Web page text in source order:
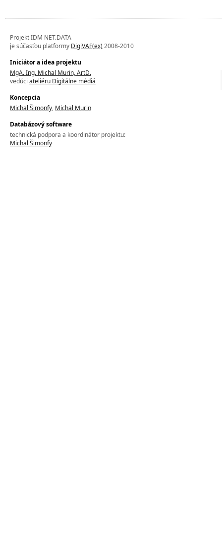
Projekt IDM NET.DATA
je súčasťou platformy DigiVAF(ex)2008-2010
Iniciátor a idea projektu
MgA. Ing. Michal Murin, ArtD.
vedúci ateliéru Digitálne médiá
Koncepcia
Michal Šimonfy, Michal Murin
Databázový software
technická podpora a koordinátor projektu:
Michal Šimonfy